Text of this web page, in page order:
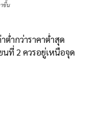
ขึ้น
ต่ำกว่าราคาต่ำสุด
ที่ 2 ควรอยู่เหนือจุด